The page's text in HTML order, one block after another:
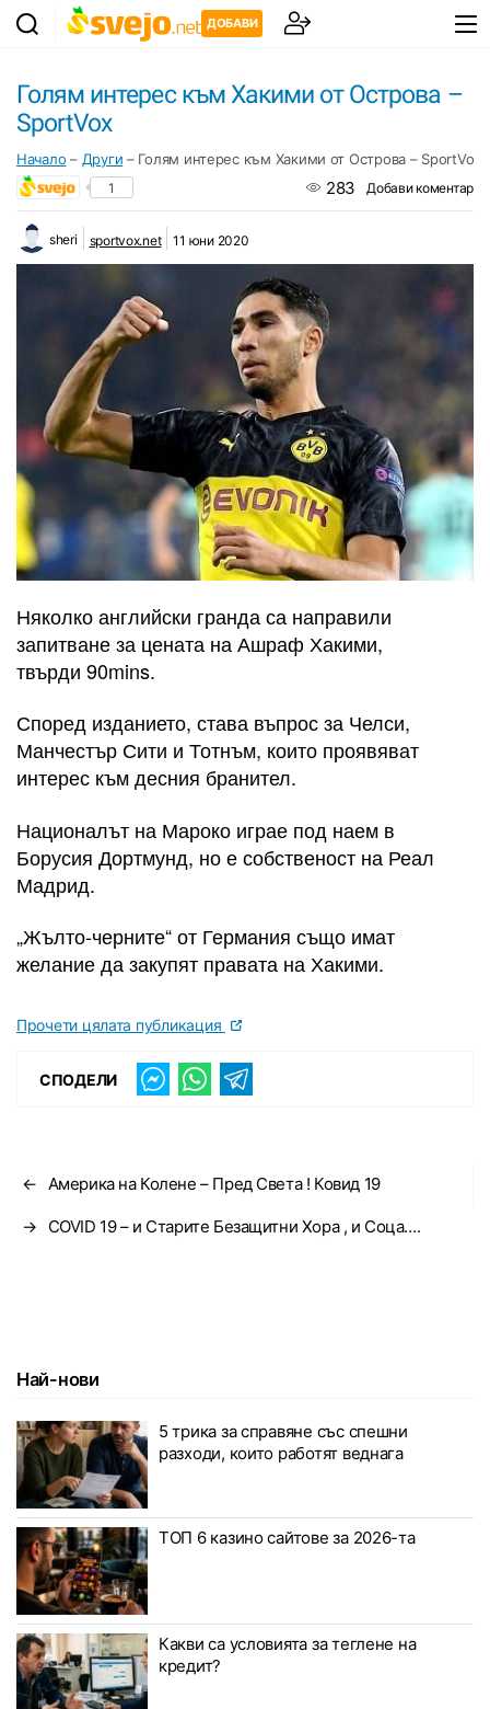
ДОБАВИ
Голям интерес към Хакими от Острова –
SportVox
Начало – Други – Голям интерес към Хакими от Острова – SportVox
1 283 Добави коментар
sheri sportvox.net 11 юни 2020
Няколко английски гранда са направили
запитване за цената на Ашраф Хакими,
твърди 90mins.
Според изданието, става въпрос за Челси,
Манчестър Сити и Тотнъм, които проявяват
интерес към десния бранител.
Националът на Мароко играе под наем в
Борусия Дортмунд, но е собственост на Реал
Мадрид.
„Жълто-черните“ от Германия също имат
желание да закупят правата на Хакими.
Прочети цялата публикация
СПОДЕЛИ
← Америка на Колене – Пред Света ! Ковид 19
→ COVID 19 – и Старите Безащитни Хора , и Соца….
Най-нови
5 трика за справяне със спешни
разходи, които работят веднага
ТОП 6 казино сайтове за 2026-та
Какви са условията за теглене на
кредит?